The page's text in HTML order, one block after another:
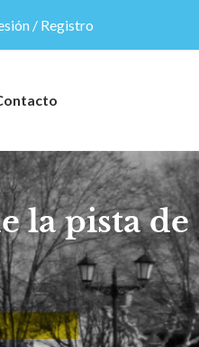
/ Registro
la pista de